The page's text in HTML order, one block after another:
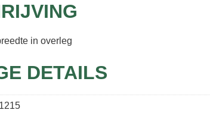
in overleg
DETAILS